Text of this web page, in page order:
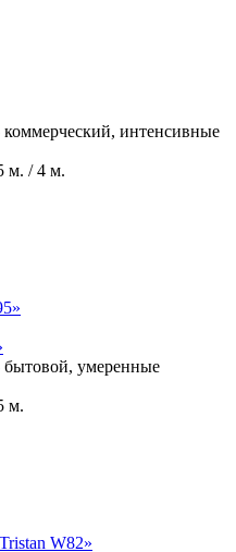
коммерческий, интенсивные
м. / 4 м.
бытовой, умеренные
м.